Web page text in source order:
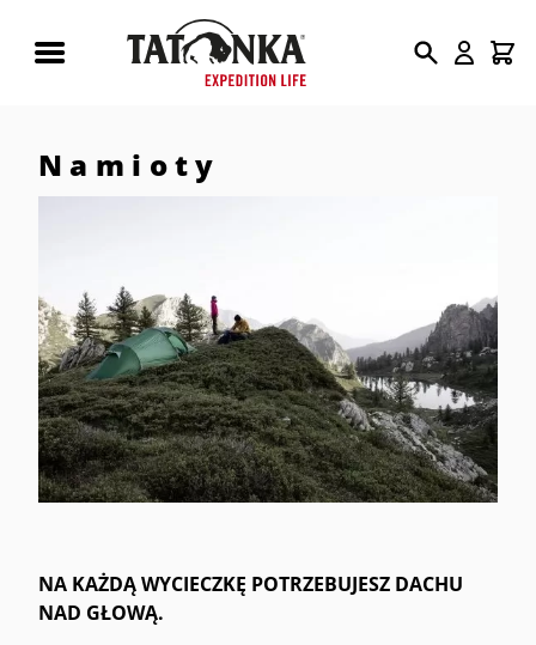
Namioty
NA KAŻDĄ WYCIECZKĘ POTRZEBUJESZ DACHU
NAD GŁOWĄ.